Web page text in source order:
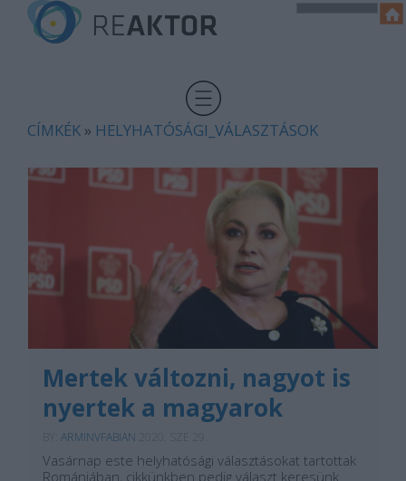
CÍMKÉK » HELYHATÓSÁGI_VÁLASZTÁSOK
Mertek változni, nagyot is
nyertek a magyarok
ARMINVFABIAN
Vasárnap este helyhatósági választásokat tartottak
Romániában, cikkünkben pedig választ keresünk